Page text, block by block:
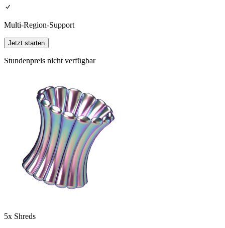
Multi-Region-Support
Jetzt starten
Stundenpreis nicht verfügbar
5x Shreds